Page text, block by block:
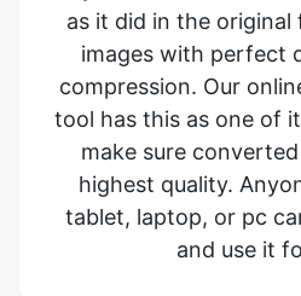
tool has this as one of
make sure
highest quality.
tablet, laptop, or pc
and use it
Is there a